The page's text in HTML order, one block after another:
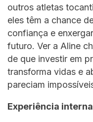
outros atletas
eles têm a chance
confiança e
futuro. Ver a Aline
de que investir em
transforma vidas e
pareciam
Experiência